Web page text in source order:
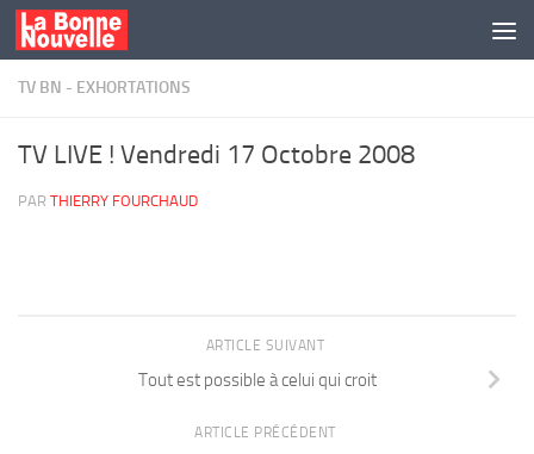
Skip to content
TV BN - EXHORTATIONS
TV LIVE ! Vendredi 17 Octobre 2008
PAR THIERRY FOURCHAUD
ARTICLE SUIVANT
Tout est possible à celui qui croit
ARTICLE PRÉCÉDENT